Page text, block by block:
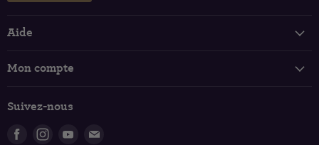
Aide
Politique de livraison
Mon compte
Suivez-nous
Trouvez-Trouvez-Trouvez-